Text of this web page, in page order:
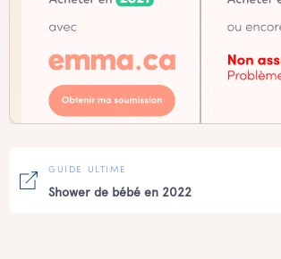
GUIDE ULTIME
Shower de bébé en 2022